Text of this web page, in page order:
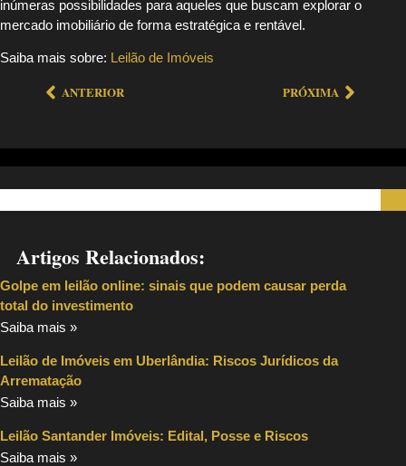
inúmeras possibilidades para aqueles que buscam explorar o
mercado imobiliário de forma estratégica e rentável.
Saiba mais sobre: Leilão de Imóveis
ANTERIOR PRÓXIMA
Artigos Relacionados:
Golpe em leilão online: sinais que podem causar perda
total do investimento
Saiba mais »
Leilão de Imóveis em Uberlândia: Riscos Jurídicos da
Arrematação
Saiba mais »
Leilão Santander Imóveis: Edital, Posse e Riscos
Saiba mais »